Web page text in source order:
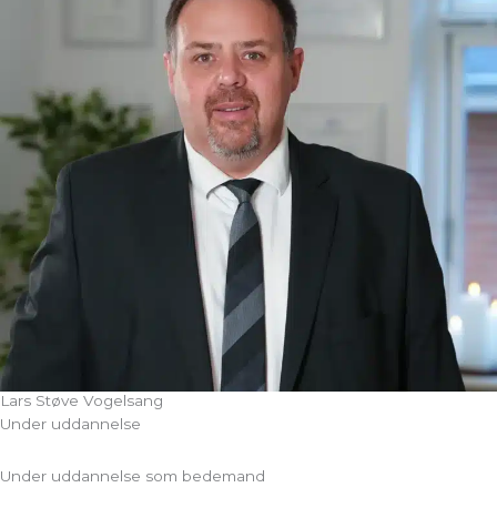
Lars Støve Vogelsang
Under uddannelse
Under uddannelse som bedemand